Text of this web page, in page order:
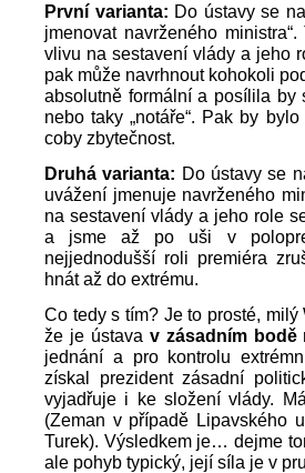
První varianta: Do ústavy se
jmenovat navrženého
vlivu na sestavení vlády a jeho
pak může navrhnout kohokoli
absolutně formální a posílila by
nebo taky „notáře“. Pak by
coby zbytečnost.
Druhá varianta: Do ústavy se
uvážení jmenuje navrženého
na sestavení vlády a jeho role
a jsme až po uši v
nejjednodušší roli premiéra
hnát až do extrému.
Co tedy s tím? Je to prosté,
že je ústava v zásadním bodě
jednání a pro kontrolu
získal prezident zásadní
vyjadřuje i ke složení vlády.
(Zeman v případě Lipavského
Turek). Výsledkem je… dejme
ale pohyb typický, její síla je v